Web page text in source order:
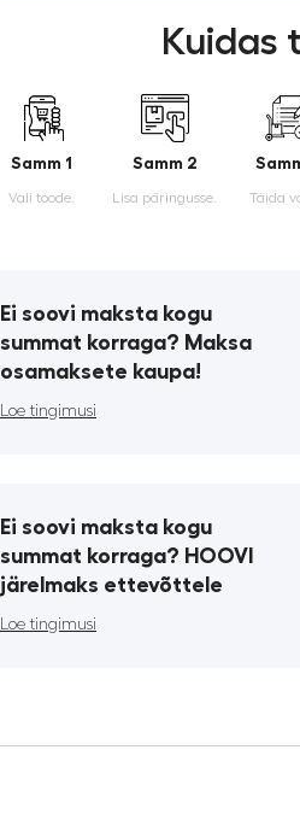
Kuidas
Samm 1
Vali toode.
Samm 2
Lisa päringusse. Täida
Ei soovi maksta kogu
summat korraga? Maksa
osamaksete kaupa!
Loe tingimusi
Ei soovi maksta kogu
summat korraga? HOOVI
järelmaks ettevõttele
Loe tingimusi